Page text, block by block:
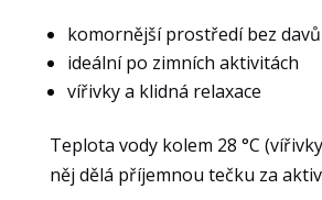
komornější prostředí bez davů
ideální po zimních aktivitách
vířivky a klidná relaxace
Teplota vody kolem 28 °C (vířivky
něj dělá příjemnou tečku za